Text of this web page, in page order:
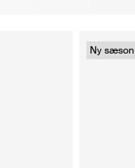
Ny sæson